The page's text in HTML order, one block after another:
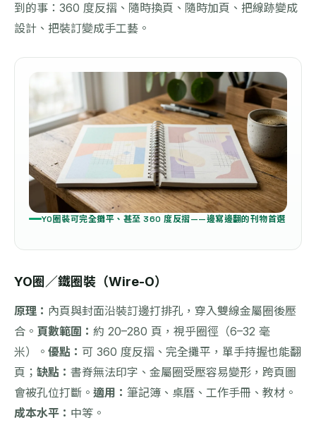
到的事：360 度反摺、隨時換頁、隨時加頁、把線跡變成
設計、把裝訂變成手工藝。
YO圈裝可完全攤平、甚至 360 度反摺——邊寫邊翻的刊物首選
YO圈／鐵圈裝（Wire-O）
原理： 內頁與封面沿裝訂邊打排孔，穿入雙線金屬圈後壓
合。 頁數範圍： 約 20–280 頁，視乎圈徑（6–32 毫
米）。 優點： 可 360 度反摺、完全攤平，單手持握也能翻
頁； 缺點： 書脊無法印字、金屬圈受壓容易變形，跨頁圖
會被孔位打斷。 適用： 筆記簿、桌曆、工作手冊、教材。
成本水平： 中等。